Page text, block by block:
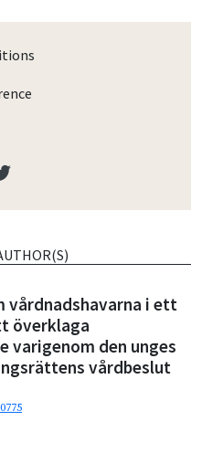
vårdnadshavarna i ett
överklaga
varigenom den unges
vårdbeslut